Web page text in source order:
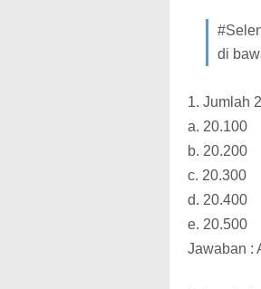
di
1. Jumlah
a. 20.100
b. 20.200
c. 20.300
d. 20.400
e. 20.500
Jawaban :